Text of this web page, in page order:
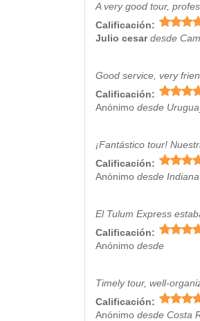
A very good tour,
Calificación:
Julio cesar desde
Good service, very
Calificación:
Anónimo desde
¡Fantástico tour!
Calificación:
Anónimo desde Indiana
El Tulum Express
Calificación:
Anónimo desde
Timely tour, well-
Calificación:
Anónimo desde Costa